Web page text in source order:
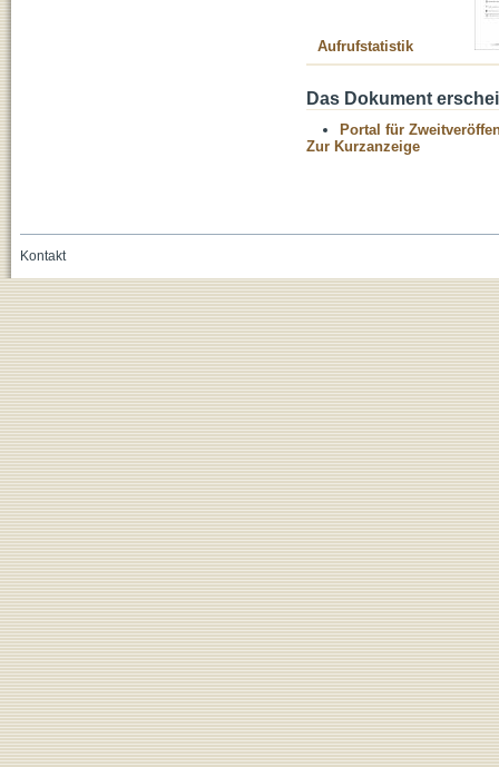
Aufrufstatistik
Das Dokument
Portal für
Zur Kurzanzeige
Kontakt